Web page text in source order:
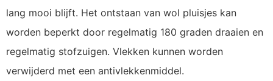
lang mooi blijft. Het ontstaan van wol pluisjes kan
worden beperkt door regelmatig 180 graden draaien en
regelmatig stofzuigen. Vlekken kunnen worden
verwijderd met een antivlekkenmiddel.